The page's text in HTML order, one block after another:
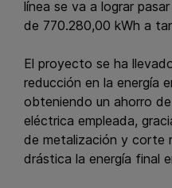
línea se va a lograr
de 770.280,00 kWh a
El proyecto se ha
reducción en la energía
obteniendo un ahorro
eléctrica empleada,
de metalización y corte
drástica la energía final